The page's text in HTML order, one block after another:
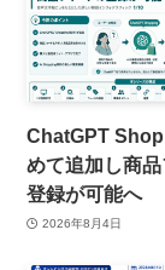
ChatGPT
めて追加し商
登録が可能へ
2026年8月4日